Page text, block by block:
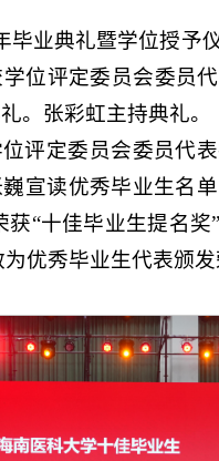
毕业典礼暨学位授予
位评定委员会委员
。张彩虹主持典礼。
评定委员会委员代
宣读优秀毕业生名
“十佳毕业生提名
优秀毕业生代表颁发